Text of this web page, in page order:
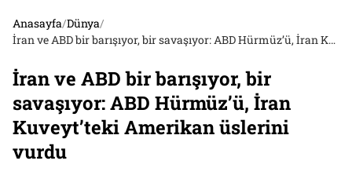
Anasayfa/Dünya/
İran ve ABD bir barışıyor, bir savaşıyor: ABD Hürmüz’ü, İran Kuveyt’teki Amerikan üslerini vurdu
İran ve ABD bir barışıyor, bir
savaşıyor: ABD Hürmüz’ü, İran
Kuveyt’teki Amerikan üslerini
vurdu